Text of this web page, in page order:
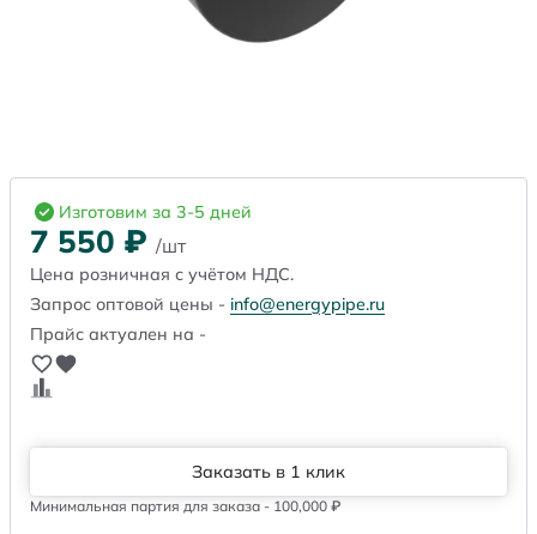
Изготовим за 3-5 дней
7 550 ₽ /шт
Цена розничная с учётом НДС.
Запрос оптовой цены - info@energypipe.ru
Прайс актуален на -
Заказать в 1 клик
Минимальная партия для заказа - 100,000 ₽